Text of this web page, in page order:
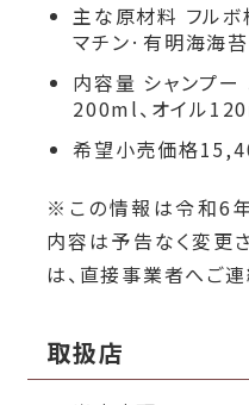
主な原材料 フル
マチン·有明海海
内容量 シャンプー
200ml、オイル
希望小売価格
※この情報は令和6
内容は予告なく変更
は、直接事業者へご連
取扱店